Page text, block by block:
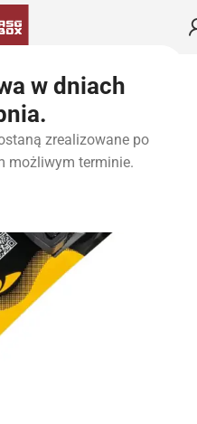
w dniach
zrealizowane po
możliwym terminie.